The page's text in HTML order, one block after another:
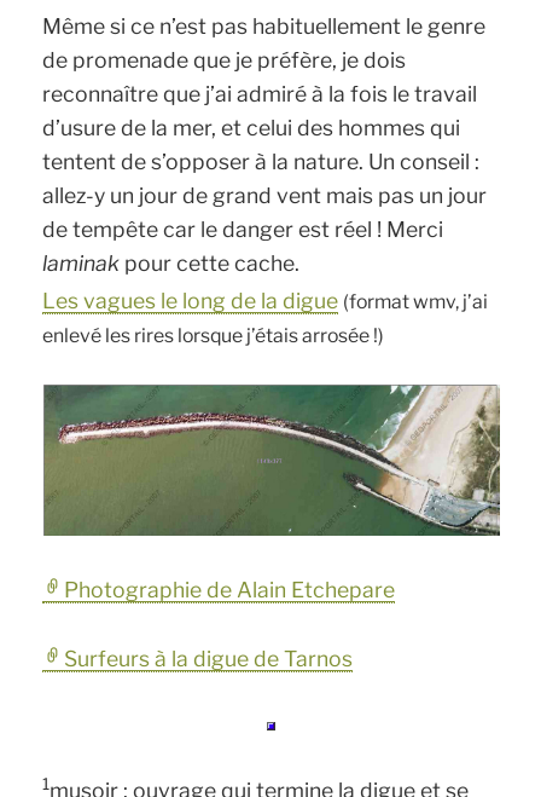
Même si ce n’est pas habituellement le genre
de promenade que je préfère, je dois
reconnaître que j’ai admiré à la fois le travail
d’usure de la mer, et celui des hommes qui
tentent de s’opposer à la nature. Un conseil :
allez-y un jour de grand vent mais pas un jour
de tempête car le danger est réel ! Merci
laminak pour cette cache.
Les vagues le long de la digue (format wmv, j’ai
enlevé les rires lorsque j’étais arrosée !)
Photographie de Alain Etchepare
Surfeurs à la digue de Tarnos
1musoir : ouvrage qui termine la digue et se